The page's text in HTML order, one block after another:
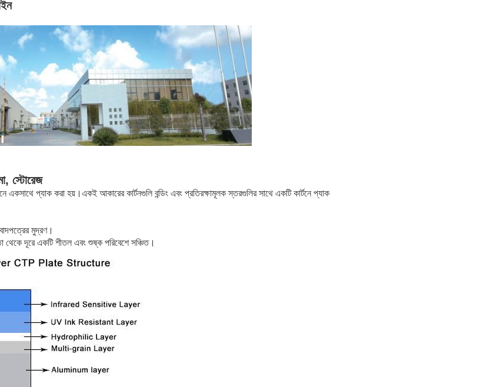
স্টোরেজ
একসাথে প্যাক করা হয়।একই আকারের কার্টনগুলি বন্ডিং এবং প্রতিরক্ষামূলক স্তরগুলির সাথে একটি কার্টনে প্যাক
মুদ্রণ।
থেকে দূরে একটি শীতল এবং শুষ্ক পরিবেশে সঞ্চিত।